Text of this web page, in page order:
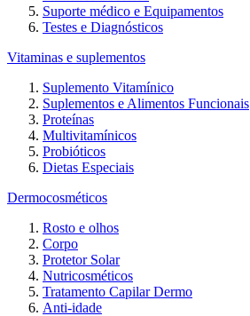
Suporte médico e Equipamentos
Testes e Diagnósticos
Vitaminas e suplementos
Suplemento Vitamínico
Suplementos e Alimentos Funcionais
Proteínas
Multivitamínicos
Probióticos
Dietas Especiais
Dermocosméticos
Rosto e olhos
Corpo
Protetor Solar
Nutricosméticos
Tratamento Capilar Dermo
Anti-idade